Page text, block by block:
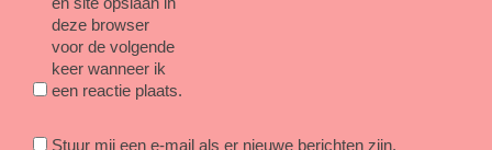
deze browser
voor de volgende
keer wanneer ik
een reactie plaats.
Stuur mij een e-mail als er nieuwe berichten zijn.